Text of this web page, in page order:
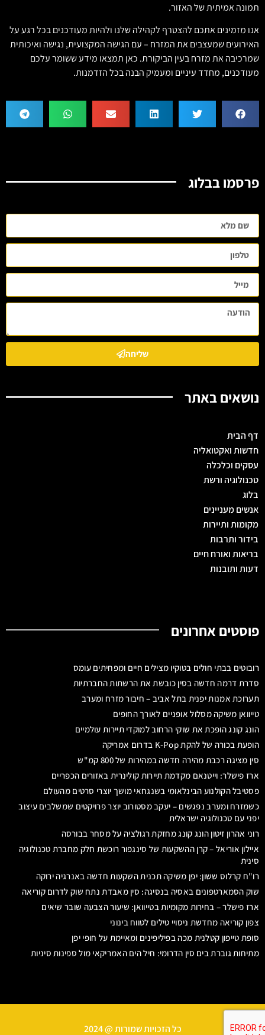
תמונה אמיתית של האזור.
אנו מזמינים אתכם להצטרף לקהילה שלנו ולהיות מעודכנים בכל רגע על
האירועים שמעצבים את המזרח – עם הגישה המקצועית, נגישה ואיכותית
שמרכיבה את מזרח בעין הביקורת. כאן תמצאו מידע ששומר עלכם
מעודכנים, מחדד עיניים ומעמיק הבנה בכל הזדמנות.
פרסמו בבלוג
שליחה
נושאים באתר
דף הבית
חדשות ואקטואליה
עסקים וכלכלה
טכנולוגיה ורשת
בלוג
אנשים מעניינים
מקומות ותיירות
בידור ותרבות
בריאות ואורח חיים
דעות ותובנות
פוסטים אחרונים
רובוטים בבתי חולים בטוקיו מצילים חיים ומפחיתים עומס
סדרת דרמה חדשה בסין כובשת את הרשתות החברתיות
תערוכת אמנות יפנית בתל אביב – חיבור מזרח ומערב
טייוואן משיקה מסלול אופניים לאורך החופים
הונג קונג הופכת את שוקי הרחוב למוקדי תיירות עולמיים
הופעת בכורה של להקת K-Pop בדרום אמריקה
סין מציגה רכבת מהירה חדשה במהירות של 800 קמ"ש
ארז פישלר: וייטנאם מקדמת תיירות קולינרית באזורים הכפריים
פסטיבל הקולנוע הבינלאומי בשנגחאי מושך יוצרי סרטים מהעולם
כשמזרח ומערב נפגשים – יעקב מסטורוב יוצר פרויקטים שמשלבים עיצוב
יפני עם טכנולוגיה ישראלית
רוני אהרון זיטון הונג קונג מחזקת רגולציה על מסחר בבורסה
איילון אוריאל – קרן ההשקעות של סינגפור רוכשת חלק מחברת טכנולוגיה
סינית
רו"ח קרלוס ששון: יפן משיקה תכנית השקעות חדשה באנרגיה ירוקה
שוק הסמארטפונים באסיה בנסיגה: סין מאבדת נתח שוק לדרום קוריאה
ארז פישלר – בחירות מקומיות בטייוואן: שיעור הצבעה שובר שיאים
צפון קוריאה מחדשת ניסויי טילים לטווח בינוני
סופת טייפון קטלנית מכה בפיליפינים ומאיימת על חופי יפן
מתיחות גוברת בים סין הדרומי: חיל הים האמריקאי מול ספינות סיניות
כל הזכויות שמורות @ 2024